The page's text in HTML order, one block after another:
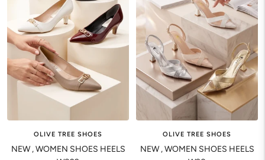
OLIVE TREE SHOES
NEW , WOMEN SHOES HEELS
OLIVE TREE SHOES
NEW , WOMEN SHOES HEELS